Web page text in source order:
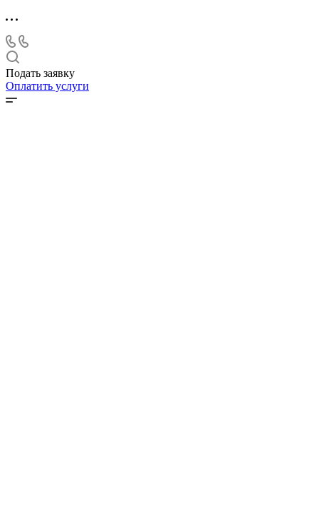
Подать заявку
Оплатить услуги